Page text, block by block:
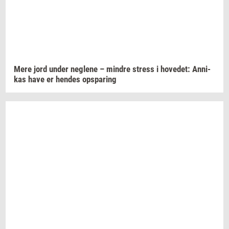
Mere jord under neg­le­ne – min­dre stress i ho­ve­d­et: An­ni­
kas have er hen­des op­spa­ring